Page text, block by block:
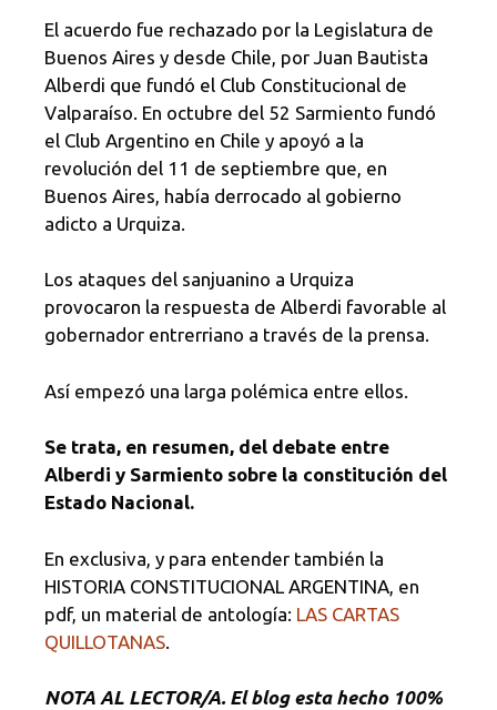
El acuerdo fue rechazado por la Legislatura de
Buenos Aires y desde Chile, por Juan Bautista
Alberdi que fundó el Club Constitucional de
Valparaíso. En octubre del 52 Sarmiento fundó
el Club Argentino en Chile y apoyó a la
revolución del 11 de septiembre que, en
Buenos Aires, había derrocado al gobierno
adicto a Urquiza.
Los ataques del sanjuanino a Urquiza
provocaron la respuesta de Alberdi favorable al
gobernador entrerriano a través de la prensa.
Así empezó una larga polémica entre ellos.
Se trata, en resumen, del debate entre
Alberdi y Sarmiento sobre la constitución del
Estado Nacional.
En exclusiva, y para entender también la
HISTORIA CONSTITUCIONAL ARGENTINA, en
pdf, un material de antología: LAS CARTAS
QUILLOTANAS
NOTA AL LECTOR/A. El blog esta hecho 100%